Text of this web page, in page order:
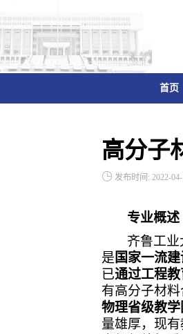
首页
高分子
发布时间: 2022-
专业概述
齐鲁工业
是国家一流
已通过工程
有高分子材
物理省级教
量雄厚，现